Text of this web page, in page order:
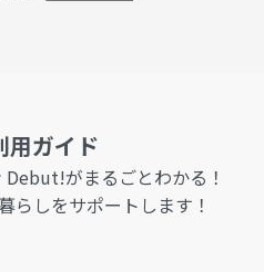
用ガイド
がまるごとわかる！
らしをサポートします！